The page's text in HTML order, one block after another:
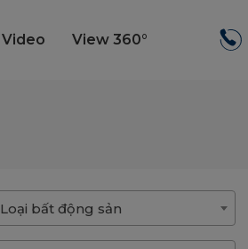
Video View 360°
Loại bất động sản